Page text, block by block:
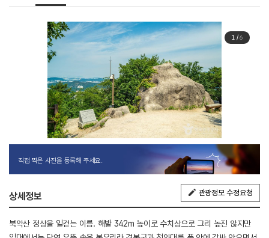
1/6
직접 찍은 사진을 등록해 주세요.
상세정보 관광정보 수정요청
북악산 정상을 일컫는 이름. 해발 342m 높이로 수치상으로 그리 높진 않지만